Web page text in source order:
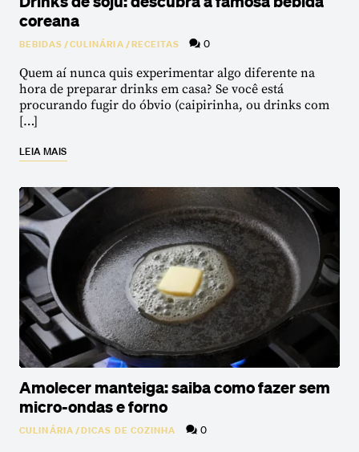
coreana
BEBIDAS/CULINÁRIA/RECEITAS 0
Quem aí nunca quis experimentar algo diferente na
hora de preparar drinks em casa? Se você está
procurando fugir do óbvio (caipirinha, ou drinks com
[…]
LEIA MAIS
Amolecer manteiga: saiba como fazer sem
micro-ondas e forno
CULINÁRIA/DICAS DE COZINHA 0